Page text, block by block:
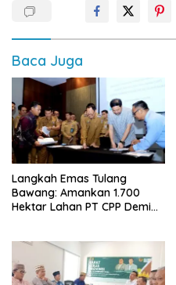
Baca Juga
Langkah Emas Tulang
Bawang: Amankan 1.700
Hektar Lahan PT CPP Demi